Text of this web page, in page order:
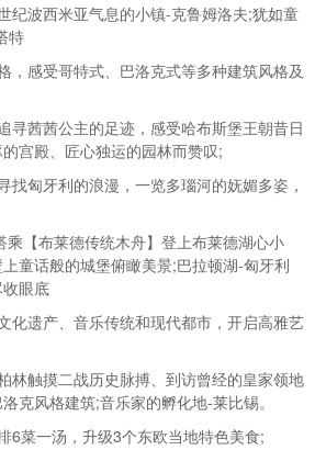
纪波西米亚气息的小镇-克鲁姆洛夫;犹如童
特
，感受哥特式、巴洛克式等多种建筑风格及
寻茜茜公主的足迹，感受哈布斯堡王朝昔日
宫殿、匠心独运的园林而赞叹;
找匈牙利的浪漫，一览多瑙河的妩媚多姿，
乘【布莱德传统木舟】登上布莱德湖心小
童话般的城堡俯瞰美景;巴拉顿湖-匈牙利
眼底
化遗产、音乐传统和现代都市，开启高雅艺
林触摸二战历史脉搏、到访曾经的皇家领地
克风格建筑;音乐家的孵化地-莱比锡。
6菜一汤，升级3个东欧当地特色美食;